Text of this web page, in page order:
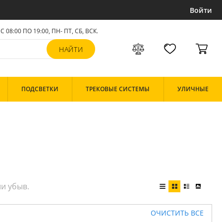
Войти
С 08:00 ПО 19:00, ПН- ПТ,СБ, ВСК.
ПОДСВЕТКИ ТРЕКОВЫЕ СИСТЕМЫ УЛИЧНЫЕ
ОЧИСТИТЬ ВСЕ